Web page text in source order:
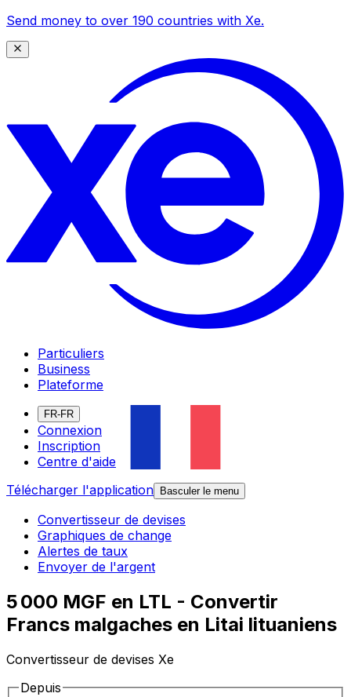
Send money to over 190 countries with Xe.
Particuliers
Business
Plateforme
FR-FR
Connexion
Inscription
Centre d'aide
Télécharger l'application
Basculer le menu
Convertisseur de devises
Graphiques de change
Alertes de taux
Envoyer de l'argent
5 000 MGF en LTL - Convertir
Francs malgaches en Litai lituaniens
Convertisseur de devises Xe
Depuis